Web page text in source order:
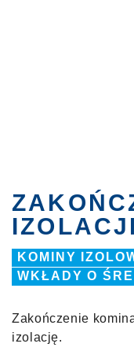
KOMINY
WKŁADY O
Zakończenie
izolację.